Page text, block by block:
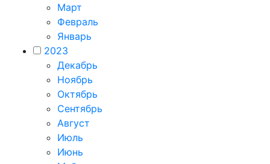
Март
Февраль
Январь
2023
Декабрь
Ноябрь
Октябрь
Сентябрь
Август
Июль
Июнь